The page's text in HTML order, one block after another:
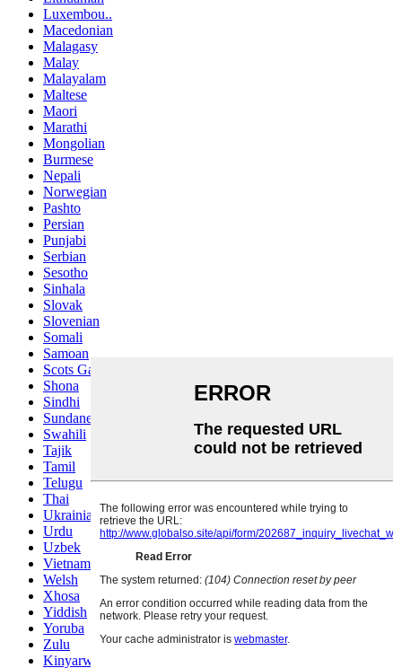
Luxembou..
Macedonian
Malagasy
Malay
Malayalam
Maltese
Maori
Marathi
Mongolian
Burmese
Nepali
Norwegian
Pashto
Persian
Punjabi
Serbian
Sesotho
Sinhala
Slovak
Slovenian
Somali
Samoan
Scots Gaelic
Shona
Sindhi
Sundanese
Swahili
Tajik
Tamil
Telugu
Thai
Ukrainian
Urdu
Uzbek
Vietnamese
Welsh
Xhosa
Yiddish
Yoruba
Zulu
Kinyarwanda